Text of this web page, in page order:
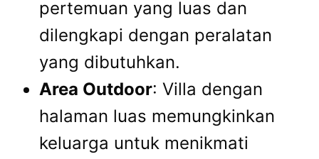
pertemuan yang luas dan
dilengkapi dengan peralatan
yang dibutuhkan.
Area Outdoor: Villa dengan
halaman luas memungkinkan
keluarga untuk menikmati